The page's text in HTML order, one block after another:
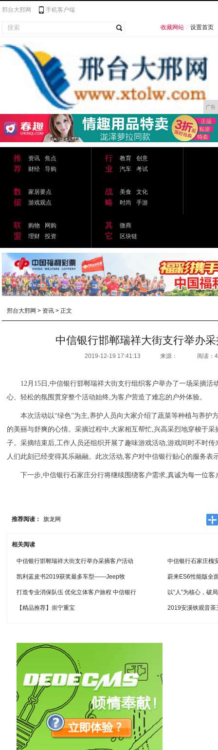
邢台大邢网 手机客户端
收藏网站 设置首页
广告
推
荐
资讯
焦点
财经
导购
行
业
教育
创意
汽车
考试
数
据
家居要点
游戏观点
战
略
美食
文化
时尚
手游
联
盟
购物
网购
理财
投资
其
它
微商
区块链
邢台大邢网 > 资讯 > 正文
中信银行邯郸瑞祥大街支行举办
2019-12-19 17:41:13 来源： 阅读：
12月15日,中信银行邯郸瑞祥大街支行组织客户举办了一场采摘活
心、轻松的氛围贯穿整个活动始终,为客户营造了难忘的户外体验。
本次活动以“绿色”为主,养护人员向大家介绍了蔬菜等种植与养护
的美丽与舒爽的心情。采摘过程中,大家相互帮忙,兴高采烈地穿梭于
子。采摘结束后,工作人员还组织开展了趣味游戏活动,游戏间时不时
人们此刻已经变得其乐融融。此次活动,客户对中信银行贴心的服务表
下一步,中信银行石家庄分行将继续围绕客户需求,真诚为每一位
推荐阅读： 旗龙网
相关阅读
中信银行邯郸瑞祥大街支行举办采摘客户活动 中信银行石家庄槐
凯利蓝皮书2019获奖最多车型——Jeep牧 蔚来ES6性能版全
打造专业消保队伍 优化立体客户旅程 中信银行 以“人”为核心，破
【精品推荐】崇宁重宝 2019安溪铁观音